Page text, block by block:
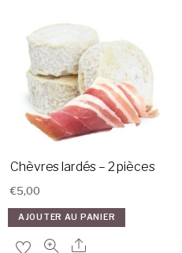
Chèvres lardés – 2 pièces
€5,00
AJOUTER AU PANIER